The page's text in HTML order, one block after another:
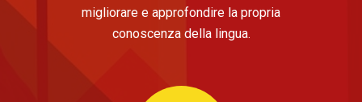
migliorare e approfondire la propria
conoscenza della lingua.